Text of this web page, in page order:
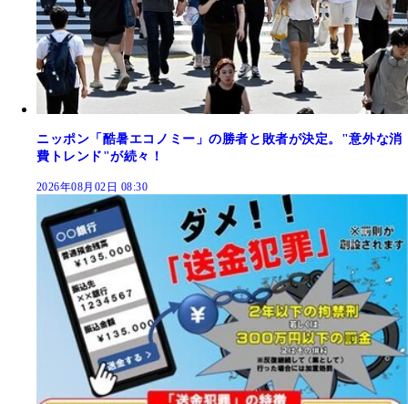
ニッポン「酷暑エコノミー」の勝者と敗者が決定。"意外な消
費トレンド"が続々！
2026年08月02日 08:30